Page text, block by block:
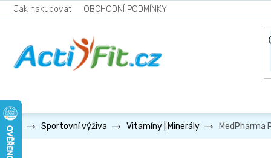
Přejít
na
Jak nakupovat OBCHODNÍ PODMÍNKY
Sportovní výživa Vitamíny | Minerály